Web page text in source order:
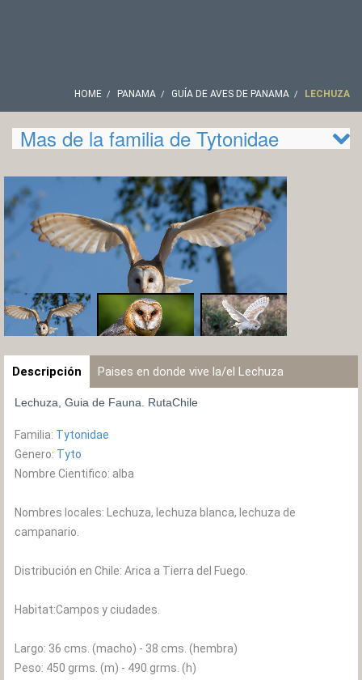
HOME PANAMA GUÍA DE AVES DE PANAMA LECHUZA
Mas de la familia de Tytonidae
Descripción Paises en donde vive la/el Lechuza
Lechuza, Guia de Fauna. RutaChile
Familia: Tytonidae
Genero: Tyto
Nombre Cientifico: alba
Nombres locales: Lechuza, lechuza blanca, lechuza de
campanario.
Distribución en Chile: Arica a Tierra del Fuego.
Habitat:Campos y ciudades.
Largo: 36 cms. (macho) - 38 cms. (hembra)
Peso: 450 grms. (m) - 490 grms. (h)